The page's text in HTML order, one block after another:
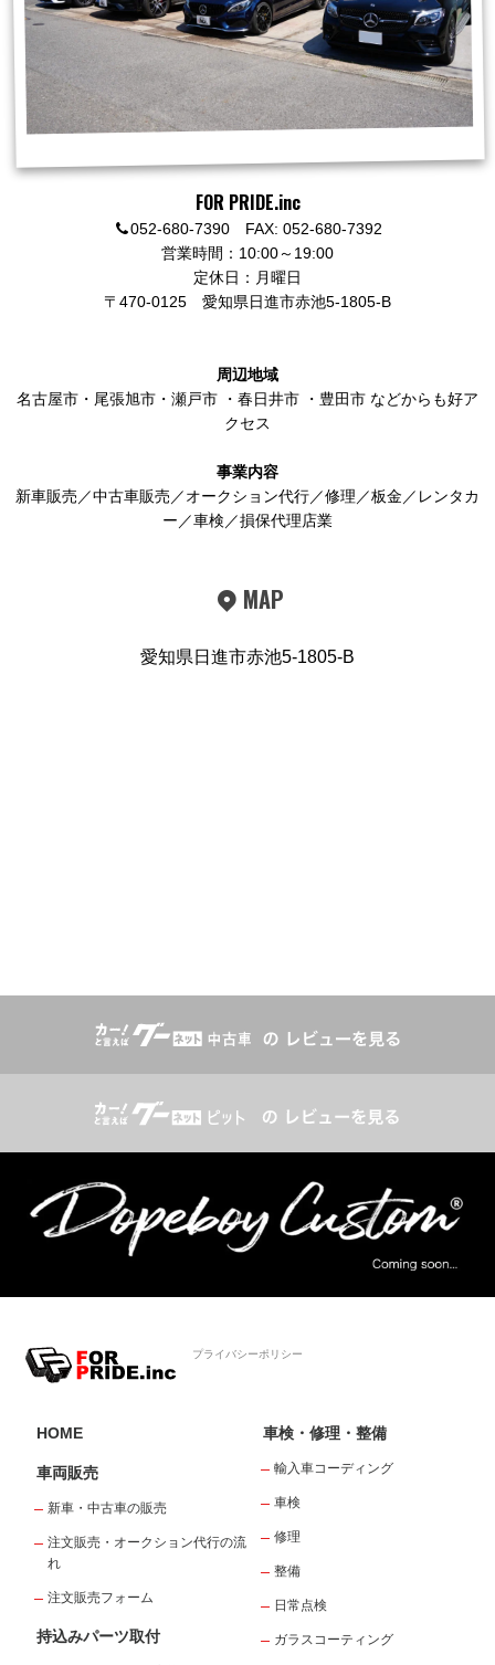
FOR PRIDE.inc
052-680-7390 FAX: 052-680-7392
営業時間：10:00～19:00
定休日：月曜日
〒470-0125 愛知県日進市赤池5-1805-B
周辺地域
名古屋市 ・ 尾張旭市 ・ 瀬戸市 ・ 春日井市 ・ 豊田市 などからも好ア
クセス
事業内容
新車販売／中古車販売／オークション代行／修理／板金／レンタカ
ー／車検／損保代理店業
MAP
愛知県日進市赤池5-1805-B
プライバシーポリシー
HOME
車両販売
新車・中古車の販売
注文販売・オークション代行の流
れ
注文販売フォーム
持込みパーツ取付
車検・修理・整備
輸入車コーディング
車検
修理
整備
日常点検
ガラスコーティング